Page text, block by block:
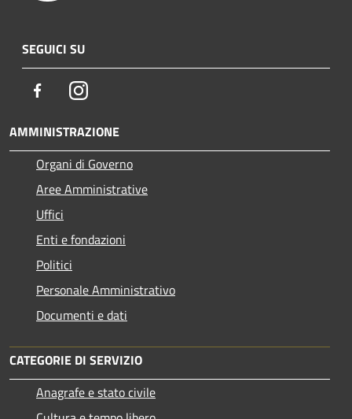
SEGUICI SU
FacebookInstagram
AMMINISTRAZIONE
Organi di Governo
Aree Amministrative
Uffici
Enti e fondazioni
Politici
Personale Amministrativo
Documenti e dati
CATEGORIE DI SERVIZIO
Anagrafe e stato civile